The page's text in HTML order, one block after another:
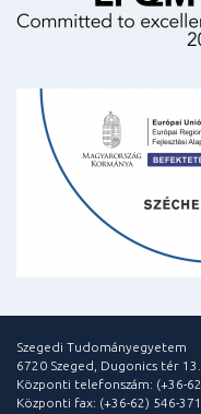
Szegedi Tudományegyetem
6720 Szeged, Dugonics tér 13.
Központi telefonszám: (+36-
Központi fax: (+36-62) 546-371